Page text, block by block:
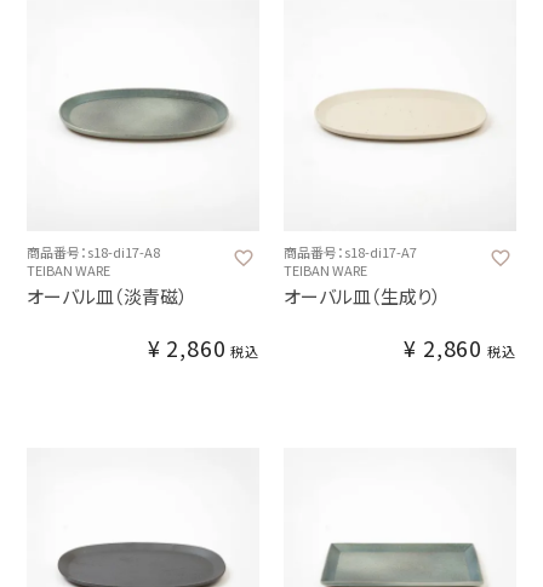
商品番号：s18-di17-A8
TEIBAN WARE
オーバル皿（淡青磁）
¥ 2,860 税込
商品番号：s18-di17-A7
TEIBAN WARE
オーバル皿（生成り）
¥ 2,860 税込